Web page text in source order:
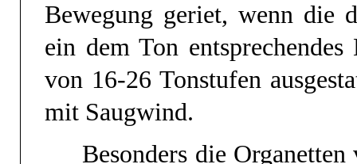
Bewegung geriet, wenn die
ein dem Ton
von 16-26 Tonstufen
mit Saugwind.
Besonders die